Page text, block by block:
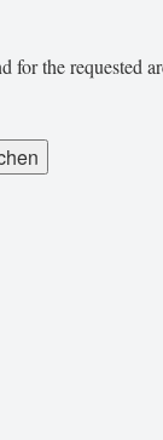
for the requested